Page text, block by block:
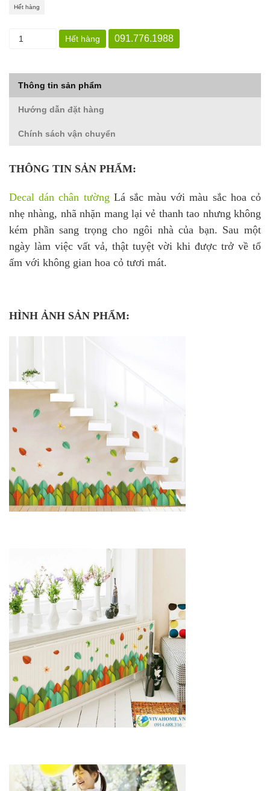
Hết hàng
Hết hàng 091.776.1988
Thông tin sản phẩm
Hướng dẫn đặt hàng
Chính sách vận chuyển
THÔNG TIN SẢN PHẨM:
Decal dán chân tường Lá sắc màu với màu sắc hoa cỏ
nhẹ nhàng, nhã nhặn mang lại vẻ thanh tao nhưng không
kém phần sang trọng cho ngôi nhà của bạn. Sau một
ngày làm việc vất vả, thật tuyệt vời khi được trở về tổ
ấm với không gian hoa cỏ tươi mát.
HÌNH ẢNH SẢN PHẨM: